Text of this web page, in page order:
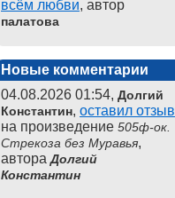
всём любви, автор
палатова
Новые комментарии
04.08.2026 01:54, Долгий
Константин, оставил отзыв
на произведение 505ф-ок.
Стрекоза без Муравья,
автораДолгий
Константин